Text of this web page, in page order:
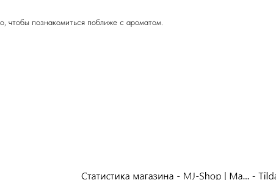
чтобы познакомиться поближе с ароматом.